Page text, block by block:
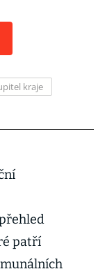
kraje
patří